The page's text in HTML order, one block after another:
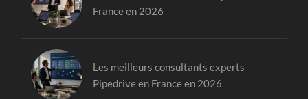
France en 2026
Les meilleurs consultants experts
Pipedrive en France en 2026